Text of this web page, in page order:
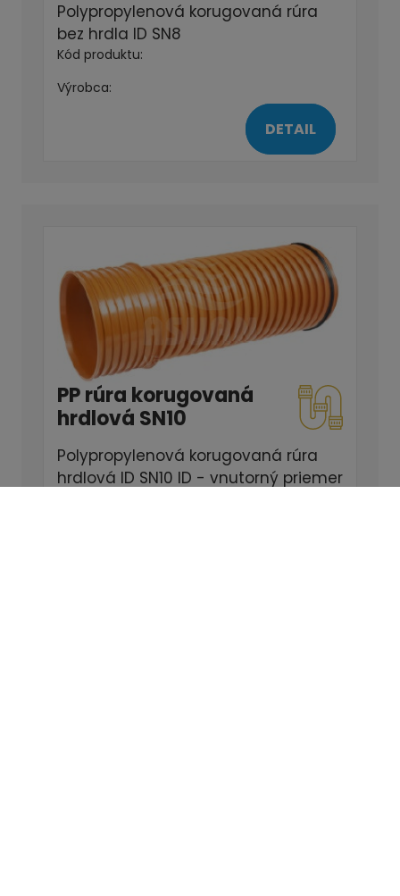
Polypropylenová korugovaná rúra
bez hrdla ID SN8
Kód produktu:
Výrobca:
DETAIL
PP rúra korugovaná
hrdlová SN10
Polypropylenová korugovaná rúra
hrdlová ID SN10 ID - vnutorný priemer